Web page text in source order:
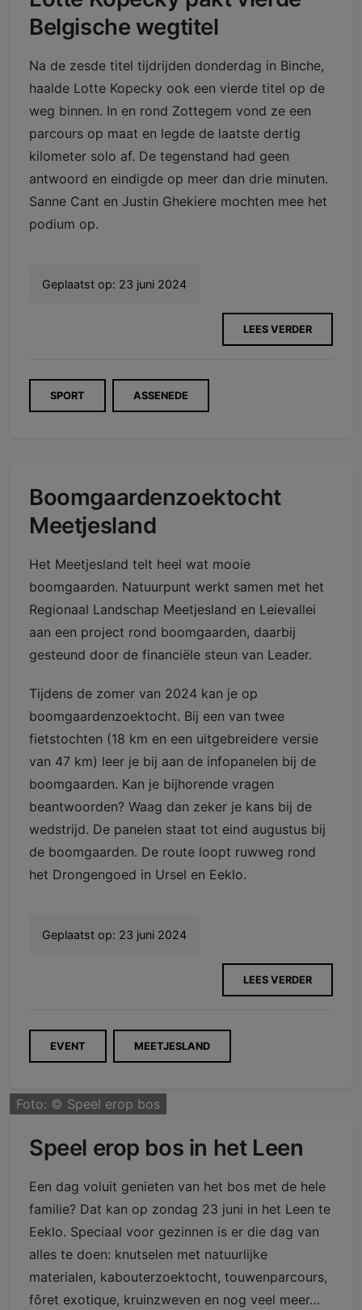
Belgische wegtitel
Na de zesde titel tijdrijden donderdag in Binche,
haalde Lotte Kopecky ook een vierde titel op de
weg binnen. In en rond Zottegem vond ze een
parcours op maat en legde de laatste dertig
kilometer solo af. De tegenstand had geen
antwoord en eindigde op meer dan drie minuten.
Sanne Cant en Justin Ghekiere mochten mee het
podium op.
Geplaatst op: 23 juni 2024
LEES VERDER
SPORT ASSENEDE
Boomgaardenzoektocht
Meetjesland
Het Meetjesland telt heel wat mooie
boomgaarden. Natuurpunt werkt samen met het
Regionaal Landschap Meetjesland en Leievallei
aan een project rond boomgaarden, daarbij
gesteund door de financiële steun van Leader.
Tijdens de zomer van 2024 kan je op
boomgaardenzoektocht. Bij een van twee
fietstochten (18 km en een uitgebreidere versie
van 47 km) leer je bij aan de infopanelen bij de
boomgaarden. Kan je bijhorende vragen
beantwoorden? Waag dan zeker je kans bij de
wedstrijd. De panelen staat tot eind augustus bij
de boomgaarden. De route loopt ruwweg rond
het Drongengoed in Ursel en Eeklo.
Geplaatst op: 23 juni 2024
LEES VERDER
EVENT MEETJESLAND
Foto: © Speel erop bos
Speel erop bos in het Leen
Een dag voluit genieten van het bos met de hele
familie? Dat kan op zondag 23 juni in het Leen te
Eeklo. Speciaal voor gezinnen is er die dag van
alles te doen: knutselen met natuurlijke
materialen, kabouterzoektocht, touwenparcours,
fôret exotique, kruinzweven en nog veel meer…